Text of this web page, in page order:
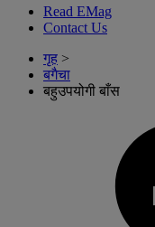
Read EMag
Contact Us
गृह >
बगैचा
बहुउपयोगी बाँस